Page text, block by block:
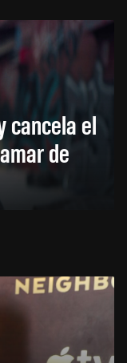
cancela el
de